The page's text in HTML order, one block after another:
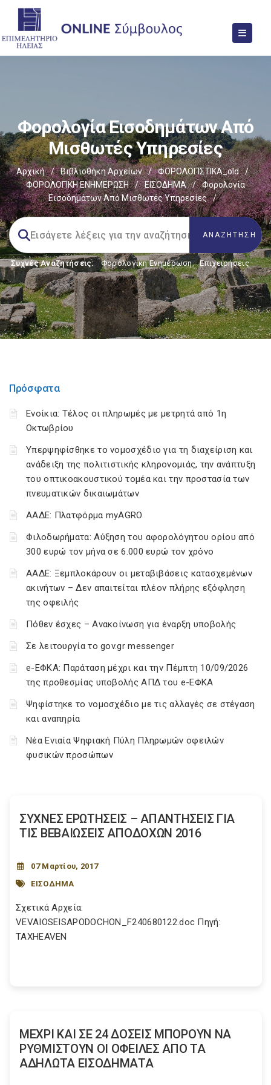
Φορολογία Εισοδημάτων Από
Μισθωτές Υπηρεσίες
Αρχική / Βιβλιοθήκη Αρχείων / ΦΟΡΟΛΟΓΙΣΤΙΚΑ_old
/
ΦΟΡΟΛΟΓΙΚΗ ΕΝΗΜΕΡΩΣΗ
/ ΕΙΣΟΔΗΜΑ /
Φορολογία
Εισοδημάτων Από Μισθωτές Υπηρεσίες
/
Συχνές Αναζητήσεις: Φορολογικη Ενημέρωση, Επιχειρήσεις
Πρόσφατα
Ενοίκια: Τέλος οι πληρωμές με μετρητά από 1η
Οκτωβρίου
Υπερψηφίσθηκε το νομοσχέδιο για τη διαχείριση και
ανάδειξη της πολιτιστικής κληρονομιάς, την ανάπτυξη
του οπτικοακουστικού τομέα και την προστασία των
πνευματικών δικαιωμάτων
ΑΑΔΕ: Πλατφόρμα myAGRO
Φιλοδωρήματα: Αύξηση του αφορολόγητου ορίου από
300 ευρώ τον μήνα σε 6.000 ευρώ τον χρόνο
ΑΑΔΕ: Ξεμπλοκάρουν οι μεταβιβάσεις κατασχεμένων
ακινήτων – Δεν απαιτείται πλέον πλήρης εξόφληση
της οφειλής
Πόθεν έσχες – Ανακοίνωση για έναρξη υποβολής
Σε λειτουργία το gov.gr messenger
e-ΕΦΚΑ: Παράταση μέχρι και την Πέμπτη 10/09/2026
της προθεσμίας υποβολής ΑΠΔ του e-ΕΦΚΑ
Ψηφίστηκε το νομοσχέδιο με τις αλλαγές σε στέγαση
και αναπηρία
Νέα Ενιαία Ψηφιακή Πύλη Πληρωμών οφειλών
φυσικών προσώπων
ΣΥΧΝΕΣ ΕΡΩΤΗΣΕΙΣ – ΑΠΑΝΤΗΣΕΙΣ ΓΙΑ
ΤΙΣ ΒΕΒΑΙΩΣΕΙΣ ΑΠΟΔΟΧΩΝ 2016
07 Μαρτίου, 2017
ΕΙΣΟΔΗΜΑ
Σχετικά Αρχεία:
VEVAIOSEISAPODOCHON_F240680122.doc Πηγή:
TAXHEAVEN
ΜΕΧΡΙ ΚΑΙ ΣΕ 24 ΔΟΣΕΙΣ ΜΠΟΡΟΥΝ ΝΑ
ΡΥΘΜΙΣΤΟΥΝ ΟΙ ΟΦΕΙΛΕΣ ΑΠΟ ΤΑ
ΑΔΗΛΩΤΑ ΕΙΣΟΔΗΜΑΤΑ